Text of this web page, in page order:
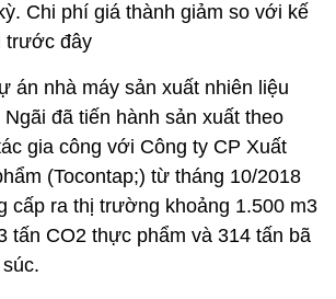
Chi phí giá thành giảm so với kế
trước đây
án nhà máy sản xuất nhiên liệu
đã tiến hành sản xuất theo
gia công với Công ty CP Xuất
(Tocontap;) từ tháng 10/2018
cấp ra thị trường khoảng 1.500 m3
tấn CO2 thực phẩm và 314 tấn bã